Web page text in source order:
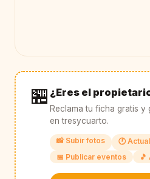
🏪 ¿Eres el
Reclama tu ficha gratis y
en tresycuarto.
📸 Subir fotos
🕐
📅 Publicar eventos